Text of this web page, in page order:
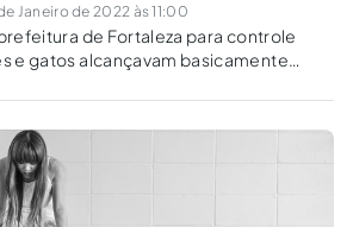
Janeiro de 2022 às 11:00
de Fortaleza para controle
e gatos alcançavam basicamente